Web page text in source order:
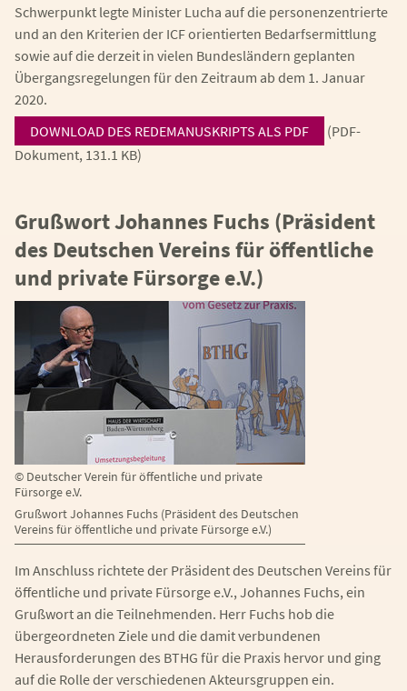
Schwerpunkt legte Minister Lucha auf die personenzentrierte
und an den Kriterien der ICF orientierten Bedarfsermittlung
sowie auf die derzeit in vielen Bundesländern geplanten
Übergangsregelungen für den Zeitraum ab dem 1. Januar
2020.
DOWNLOAD DES REDEMANUSKRIPTS ALS PDF
(PDF-
Dokument, 131.1 KB)
Grußwort Johannes Fuchs (Präsident
des Deutschen Vereins für öffentliche
und private Fürsorge e.V.)
© Deutscher Verein für öffentliche und private
Fürsorge e.V.
Grußwort Johannes Fuchs (Präsident des Deutschen
Vereins für öffentliche und private Fürsorge e.V.)
Im Anschluss richtete der Präsident des Deutschen Vereins für
öffentliche und private Fürsorge e.V., Johannes Fuchs, ein
Grußwort an die Teilnehmenden. Herr Fuchs hob die
übergeordneten Ziele und die damit verbundenen
Herausforderungen des BTHG für die Praxis hervor und ging
auf die Rolle der verschiedenen Akteursgruppen ein.